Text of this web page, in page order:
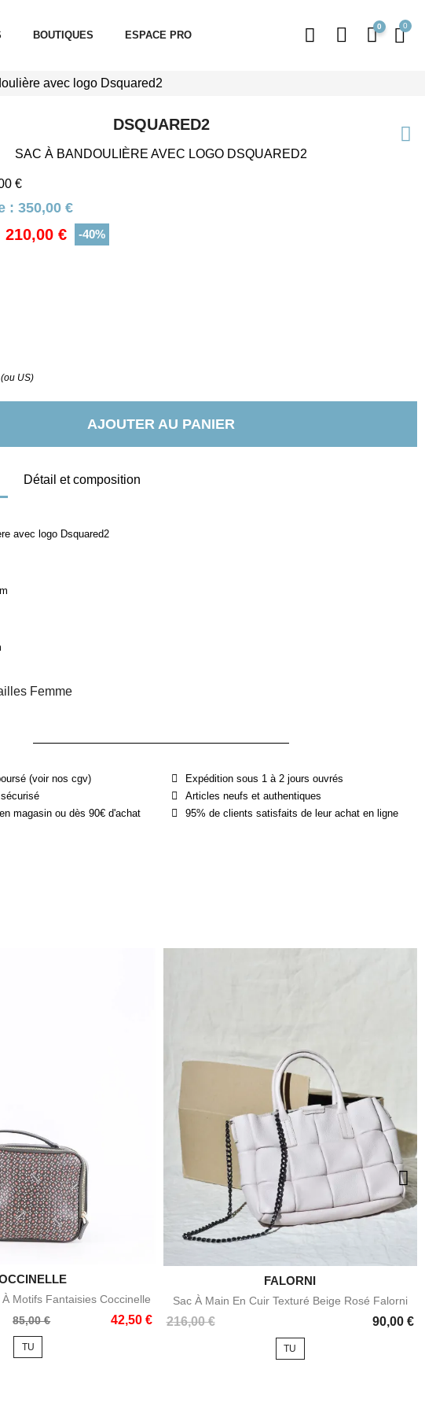
BOUTIQUES ESPACE PRO
0
avec logo Dsquared2
DSQUARED2
SAC À BANDOULIÈRE AVEC LOGO DSQUARED2
€
: 350,00 €
€ -40%
US)
AJOUTER AU PANIER
Détail et composition
avec logo Dsquared2
Femme
(voir nos cgv)
magasin ou dès 90€ d'achat
Expédition sous 1 à 2 jours ouvrés
Articles neufs et authentiques
95% de clients satisfaits de leur achat en ligne
rapide
Motifs Fantaisies Coccinelle
85,00 € 42,50 €
TU
Aperçu rapide
FALORNI
Sac À Main En Cuir Texturé Beige Rosé Falorni
216,00 € 90,00 €
Prix
TU